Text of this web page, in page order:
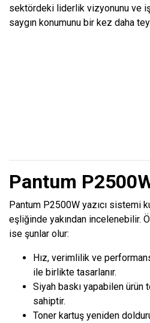
sektördeki liderlik vizyonunu ve
saygın konumunu bir kez daha
Pantum
Pantum P2500W yazıcı sistemi
eşliğinde yakından incelenebilir.
ise şunlar olur:
Hız, verimlilik ve
ile birlikte tasarlanır.
Siyah baskı yapabilen ürün
sahiptir.
Toner kartuş yeniden